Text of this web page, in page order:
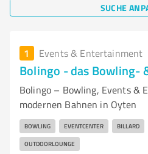
SUCHE
1 Events & Entertainment
Bolingo - das Bowling-
Bolingo – Bowling, Events &
modernen Bahnen in Oyten
BOWLING EVENTCENTER BILLARD
OUTDOORLOUNGE